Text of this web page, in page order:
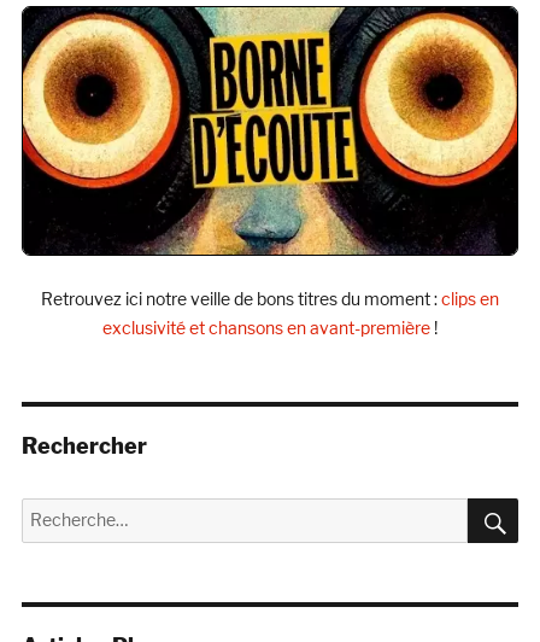
Retrouvez ici notre veille de bons titres du moment :clips en
exclusivité et chansons en avant-première !
Rechercher
Recherche
pour :